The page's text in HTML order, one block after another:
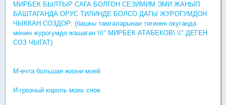
МИРБЕК БЫЛТЫР САГА БОЛГОН СЕЗИМИМ ЭМИ ЖАНЫП
БАШТАГАНДА ОРУС ТИЛИНДЕ БОЛСО ДАГЫ ЖУРОГУМДОН
ЧЫККАН СОЗДОР: (башкы тамгаларынан тигинен окуганда
менин журогумдо жашаган \\\" МИРБЕК АТАБЕКОВ\ \\" ДЕГЕН
СОЗ ЧЫГАТ)
М-ечта большая жизни моей
И-грозный король моих снов